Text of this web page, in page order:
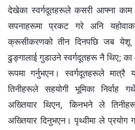
देखेका स्वर्गदूतहरूले कसरी आफ्ना
सपनाहरूमा प्रकट गरे अनि
क्रूसीकरणको तीन दिनपछि जब येशू
ढुङ्गालाई गुडाउने स्वर्गदूतहरू नै थिए;
रूपमा गर्नुभएन। स्वर्गदूतहरूले मात्रै
तिनीहरूले सहयोगी भूमिका निर्वाह
अख्तियार थिएन, किनभने ले
अख्तियार दिनुभएन। पृथ्वीमा ले प्रयोग